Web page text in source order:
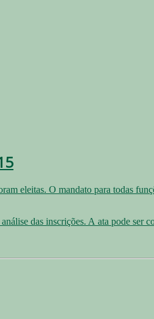
eleitas. O mandato para todas
das inscrições. A ata pode ser